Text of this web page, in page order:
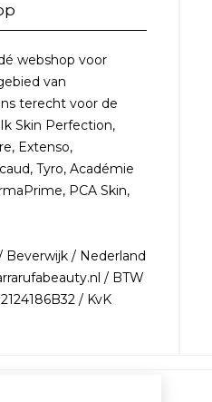
webshop voor
van
terecht voor de
Skin Perfection,
Extenso,
Tyro, Académie
PCA Skin,
Beverwijk / Nederland
/ BTW
/ KvK